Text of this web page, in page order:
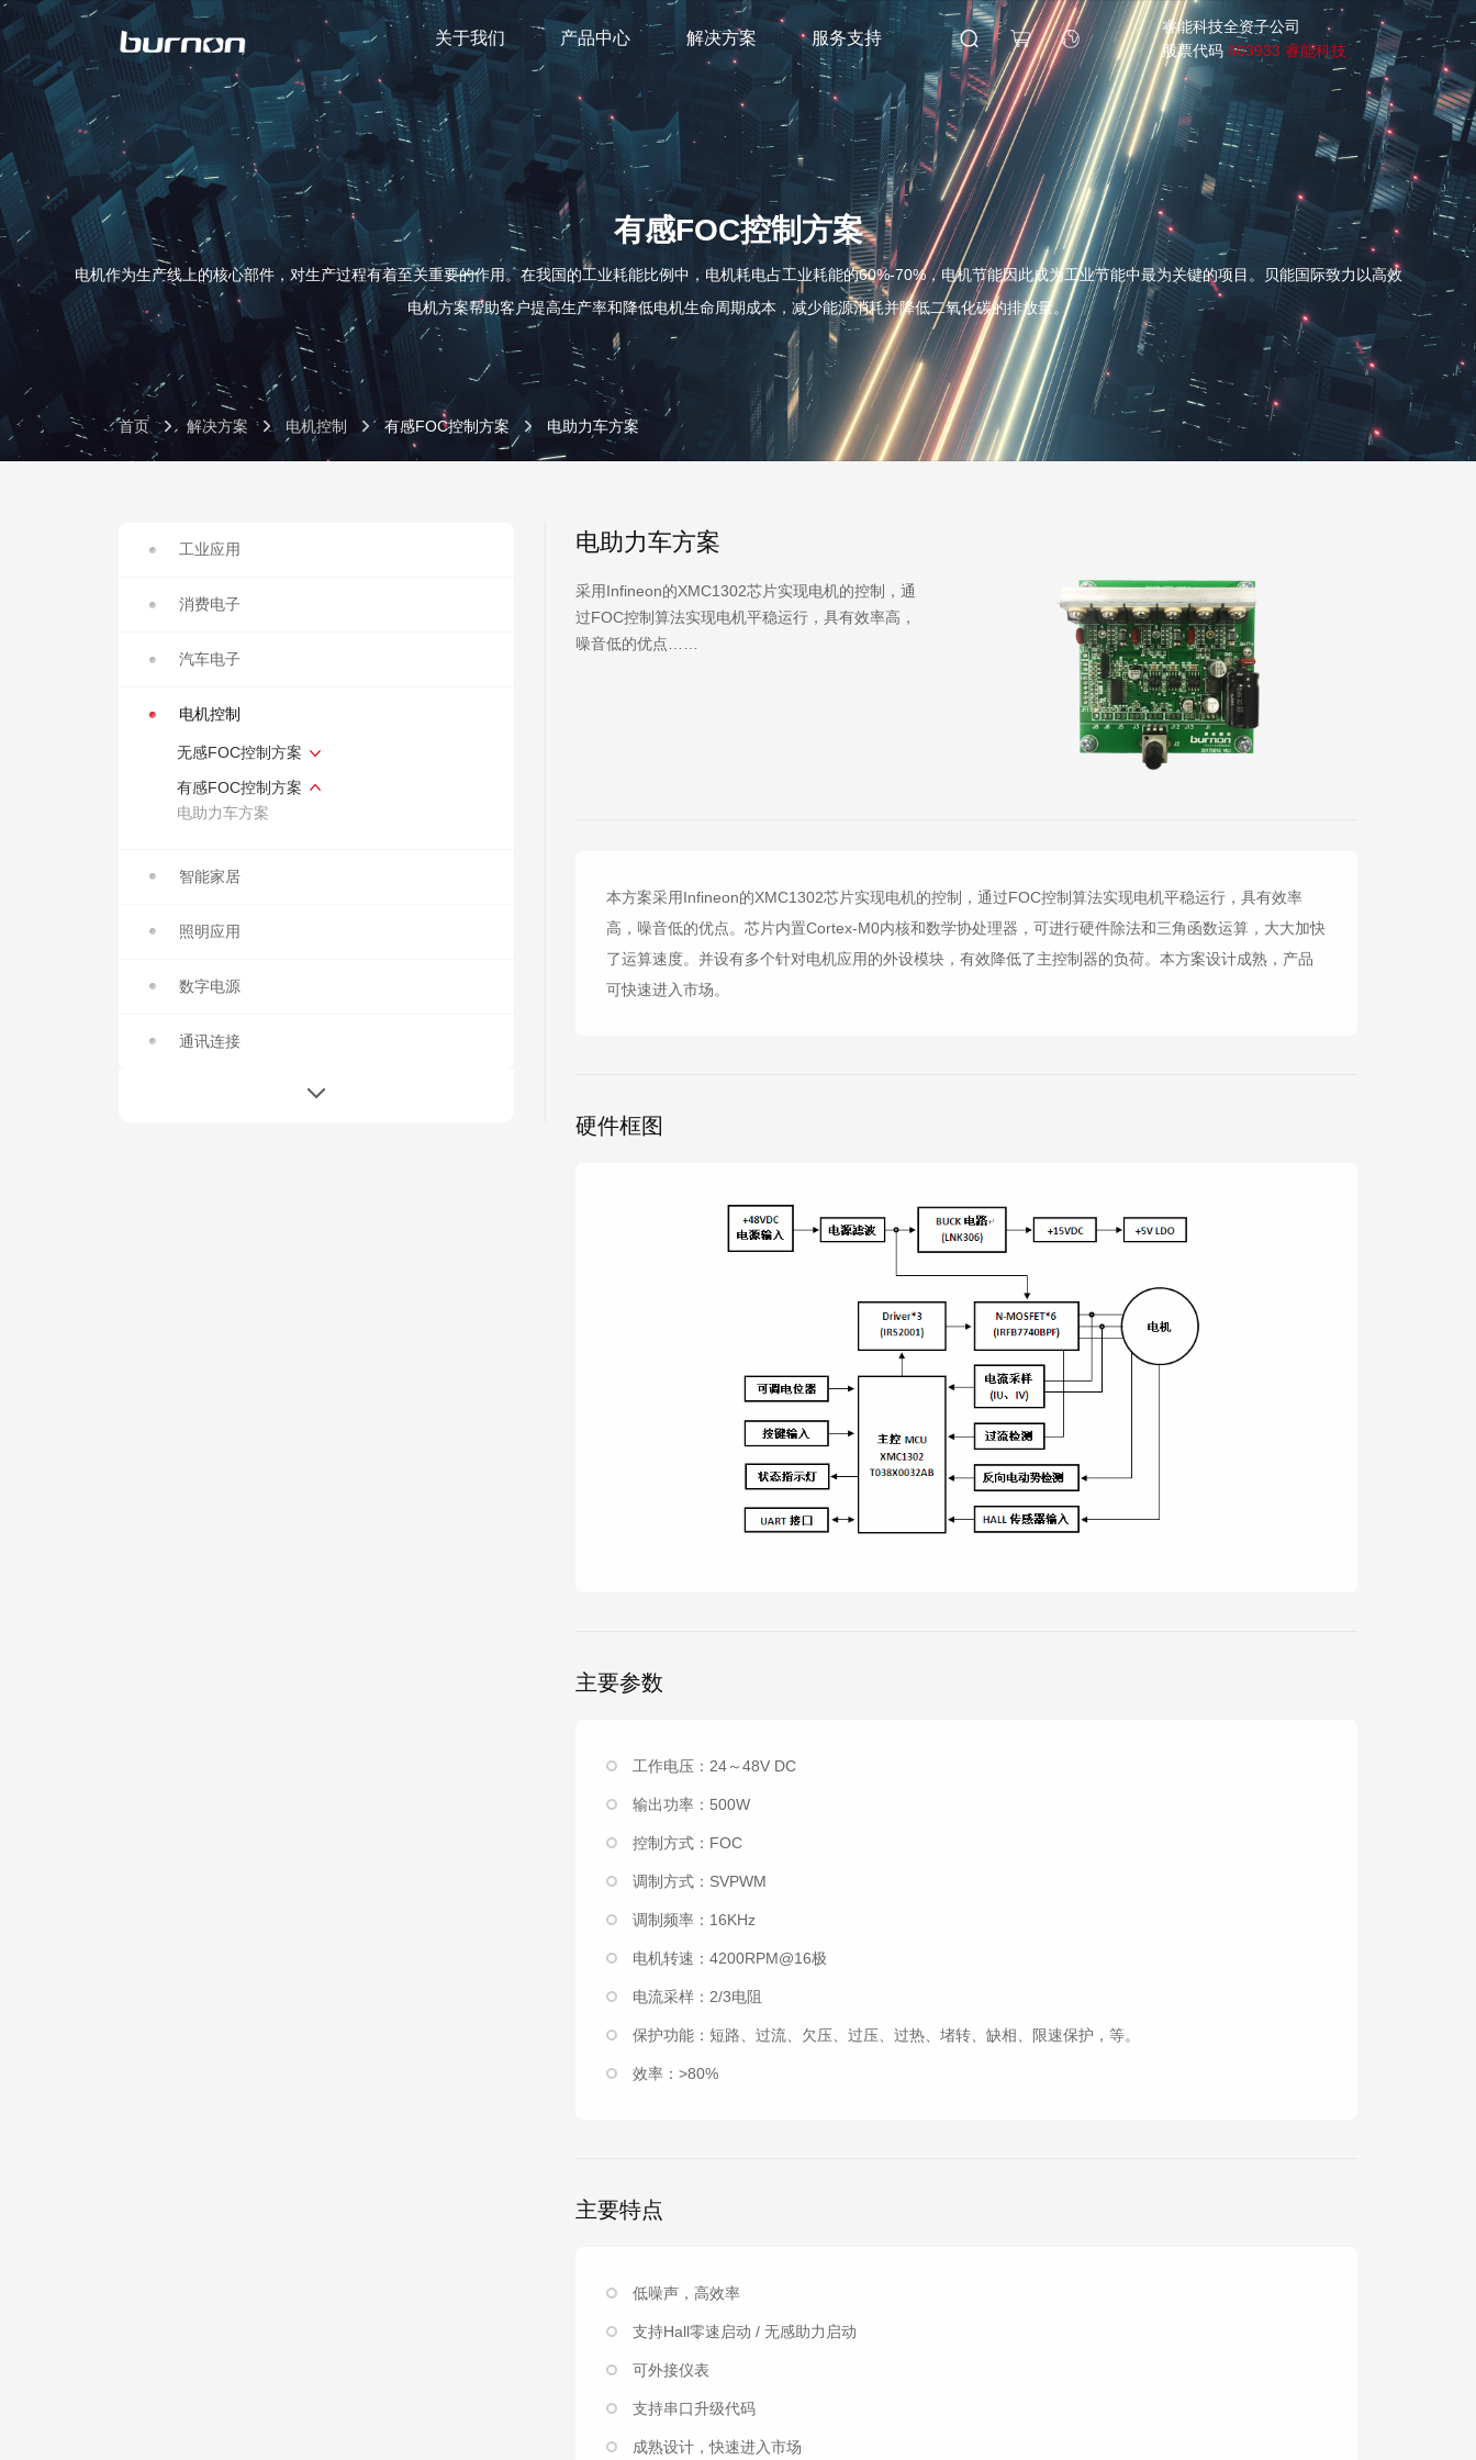
关于我们 产品中心 解决方案 服务支持
睿能科技全资子公司
股票代码 603933 睿能科技
有感FOC控制方案
电机作为生产线上的核心部件，对生产过程有着至关重要的作用。在我国的工业耗能比例中，电机耗电占工业耗能的60%-70%，电机节能因此成为工业节能中最为关键的项目。贝能国际致力以高效
电机方案帮助客户提高生产率和降低电机生命周期成本，减少能源消耗并降低二氧化碳的排放量。
首页 解决方案 电机控制 有感FOC控制方案 电助力车方案
工业应用
消费电子
汽车电子
电机控制
无感FOC控制方案
有感FOC控制方案
电助力车方案
智能家居
照明应用
数字电源
通讯连接
电助力车方案
采用Infineon的XMC1302芯片实现电机的控制，通
过FOC控制算法实现电机平稳运行，具有效率高，
噪音低的优点……
本方案采用Infineon的XMC1302芯片实现电机的控制，通过FOC控制算法实现电机平稳运行，具有效率
高，噪音低的优点。芯片内置Cortex-M0内核和数学协处理器，可进行硬件除法和三角函数运算，大大加快
了运算速度。并设有多个针对电机应用的外设模块，有效降低了主控制器的负荷。本方案设计成熟，产品
可快速进入市场。
硬件框图
主要参数
工作电压：24～48V DC
输出功率：500W
控制方式：FOC
调制方式：SVPWM
调制频率：16KHz
电机转速：4200RPM@16极
电流采样：2/3电阻
保护功能：短路、过流、欠压、过压、过热、堵转、缺相、限速保护，等。
效率：>80%
主要特点
低噪声，高效率
支持Hall零速启动 / 无感助力启动
可外接仪表
支持串口升级代码
成熟设计，快速进入市场